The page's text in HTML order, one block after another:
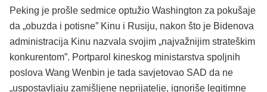
Peking je prošle sedmice optužio Washington za pokušaje
da „obuzda i potisne” Kinu i Rusiju, nakon što je Bidenova
administracija Kinu nazvala svojim „najvažnijim strateškim
konkurentom”. Portparol kineskog ministarstva spoljnih
poslova Wang Wenbin je tada savjetovao SAD da ne
„uspostavljaju zamišljene neprijatelje, ignoriše legitimne